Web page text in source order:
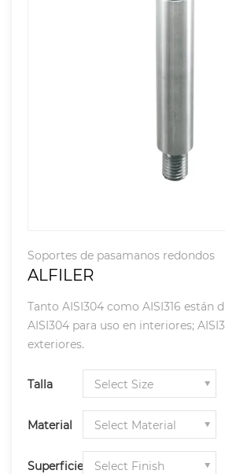
Soportes de pasamanos redondos
ALFILER
Tanto AISI304 como AISI316 están
AISI304 para uso en interiores;
exteriores.
Talla
Material
Superficie